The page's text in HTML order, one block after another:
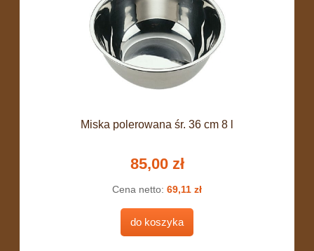
Miska polerowana śr. 36 cm 8 l
85,00 zł
Cena netto: 69,11 zł
do koszyka